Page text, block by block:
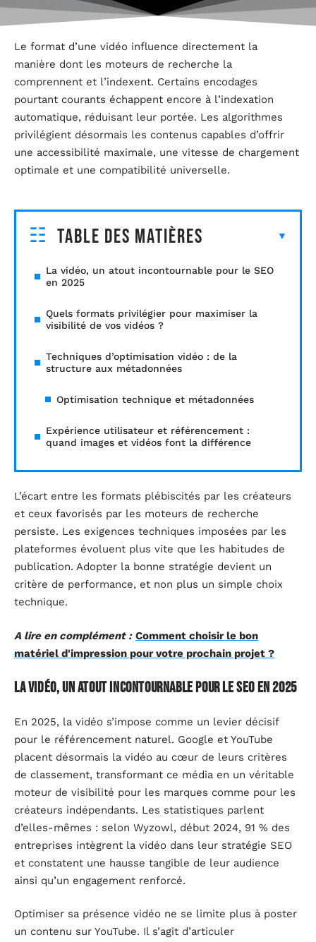
Le format d’une vidéo influence directement la
manière dont les moteurs de recherche la
comprennent et l’indexent. Certains encodages
pourtant courants échappent encore à l’indexation
automatique, réduisant leur portée. Les algorithmes
privilégient désormais les contenus capables d’offrir
une accessibilité maximale, une vitesse de chargement
optimale et une compatibilité universelle.
Table des matières
La vidéo, un atout incontournable pour le SEO
en 2025
Quels formats privilégier pour maximiser la
visibilité de vos vidéos ?
Techniques d’optimisation vidéo : de la
structure aux métadonnées
Optimisation technique et métadonnées
Expérience utilisateur et référencement :
quand images et vidéos font la différence
L’écart entre les formats plébiscités par les créateurs
et ceux favorisés par les moteurs de recherche
persiste. Les exigences techniques imposées par les
plateformes évoluent plus vite que les habitudes de
publication. Adopter la bonne stratégie devient un
critère de performance, et non plus un simple choix
technique.
A lire en complément : Comment choisir le bon
matériel d'impression pour votre prochain projet ?
La vidéo, un atout incontournable pour le SEO en 2025
En 2025, la vidéo s’impose comme un levier décisif
pour le référencement naturel. Google et YouTube
placent désormais la vidéo au cœur de leurs critères
de classement, transformant ce média en un véritable
moteur de visibilité pour les marques comme pour les
créateurs indépendants. Les statistiques parlent
d’elles-mêmes : selon Wyzowl, début 2024, 91 % des
entreprises intègrent la vidéo dans leur stratégie SEO
et constatent une hausse tangible de leur audience
ainsi qu’un engagement renforcé.
Optimiser sa présence vidéo ne se limite plus à poster
un contenu sur YouTube. Il s’agit d’articuler